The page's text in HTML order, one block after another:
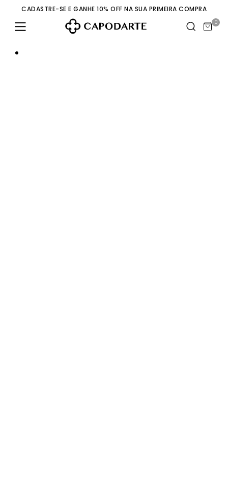
CADASTRE-SE E GANHE 10% OFF NA SUA PRIMEIRA COMPRA
0